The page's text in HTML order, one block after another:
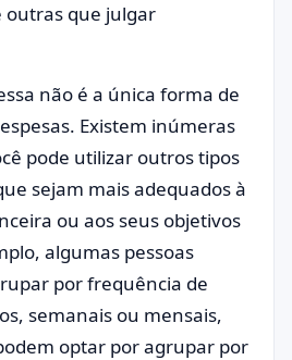
outras que julgar
não é a única forma de
Existem inúmeras
pode utilizar outros tipos
sejam mais adequados à
ou aos seus objetivos
algumas pessoas
por frequência de
semanais ou mensais,
optar por agrupar por